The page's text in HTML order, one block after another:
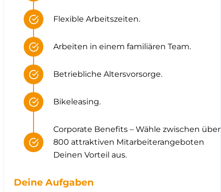
Flexible Arbeitszeiten.
Arbeiten in einem familiären Team.
Betriebliche Altersvorsorge.
Bikeleasing.
Corporate Benefits – Wähle zwischen über
800 attraktiven Mitarbeiterangeboten
Deinen Vorteil aus.
Deine Aufgaben